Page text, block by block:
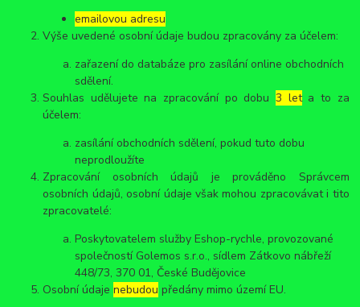
emailovou adresu
Výše uvedené osobní údaje budou zpracovány za účelem:
zařazení do databáze pro zasílání online obchodních
sdělení.
Souhlas udělujete na zpracování po dobu3 leta to za
účelem:
zasílání obchodních sdělení, pokud tuto dobu
neprodloužíte
Zpracování osobních údajů je prováděno Správcem
osobních údajů, osobní údaje však mohou zpracovávat i tito
zpracovatelé:
Poskytovatelem služby Eshop-rychle, provozované
společností Golemos s.r.o., sídlem Zátkovo nábřeží
448/73, 370 01, České Budějovice
Osobní údajenebudou předány mimo území EU.